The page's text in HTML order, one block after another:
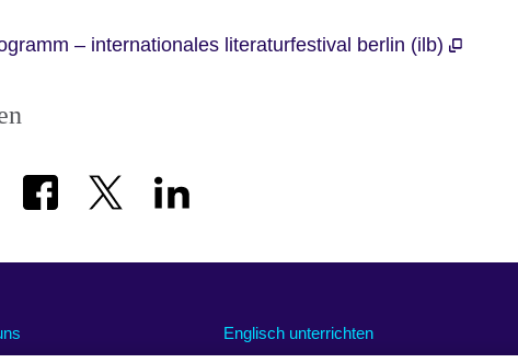
– internationales literaturfestival berlin (ilb)
Englisch unterrichten